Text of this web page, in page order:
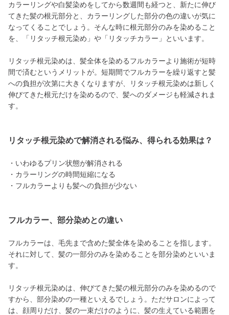
カラーリングや白髪染めをしてから数週間も経つと、新たに伸び
てきた髪の根元部分と、カラーリングした部分の色の違いが気に
なってくることでしょう。そんな時に根元部分のみを染めること
を、「リタッチ根元染め」や「リタッチカラー」といいます。
リタッチ根元染めは、髪全体を染めるフルカラーより施術が短時
間で済むというメリットが。短期間でフルカラーを繰り返すと髪
への負担が次第に大きくなりますが、リタッチ根元染めは新しく
伸びてきた根元だけを染めるので、髪へのダメージも軽減されま
す。
リタッチ根元染めで解消される悩み、得られる効果は？
・いわゆるプリン状態が解消される
・カラーリングの時間短縮になる
・フルカラーよりも髪への負担が少ない
フルカラー、部分染めとの違い
フルカラーは、毛先まで含めた髪全体を染めることを指します。
それに対して、髪の一部分のみを染めることを部分染めといいま
す。
リタッチ根元染めは、伸びてきた髪の根元部分のみを染めるので
すから、部分染めの一種といえるでしょう。ただサロンによって
は、顔周りだけ、髪の一束だけのように、髪の生えている範囲を